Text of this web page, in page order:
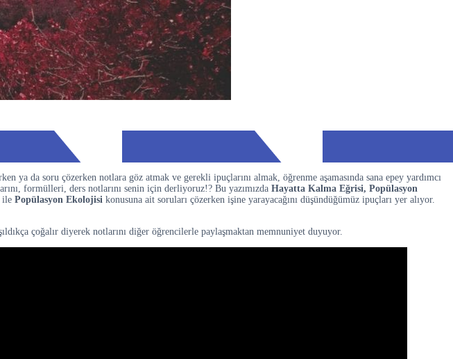
ya da soru çözerken notlara göz atmak ve gerekli ipuçlarını almak, öğrenme aşamasında sana epey yardımcı
formülleri, ders notlarını senin için derliyoruz!? Bu yazımızda Hayatta Kalma Eğrisi, Popülasyon
ile Popülasyon Ekolojisi konusuna ait soruları çözerken işine yarayacağını düşündüğümüz ipuçları yer alıyor.
çoğalır diyerek notlarını diğer öğrencilerle paylaşmaktan memnuniyet duyuyor.